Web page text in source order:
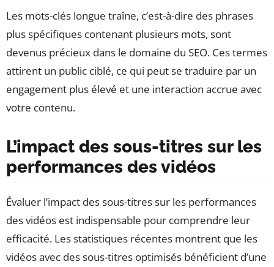
Les mots-clés longue traîne, c’est-à-dire des phrases
plus spécifiques contenant plusieurs mots, sont
devenus précieux dans le domaine du SEO. Ces termes
attirent un public ciblé, ce qui peut se traduire par un
engagement plus élevé et une interaction accrue avec
votre contenu.
L’impact des sous-titres sur les
performances des vidéos
Évaluer l’impact des sous-titres sur les performances
des vidéos est indispensable pour comprendre leur
efficacité. Les statistiques récentes montrent que les
vidéos avec des sous-titres optimisés bénéficient d’une